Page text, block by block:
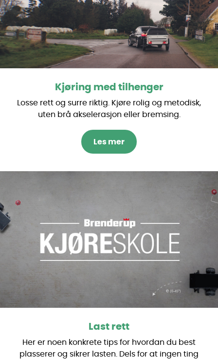
Kjøring med tilhenger
Losse rett og surre riktig. Kjøre rolig og metodisk,
uten brå akselerasjon eller bremsing.
Les mer
Last rett
Her er noen konkrete tips for hvordan du best
plasserer og sikrer lasten. Dels for at ingen ting